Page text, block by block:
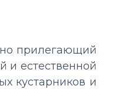
прилегающий
и естественной
кустарников и